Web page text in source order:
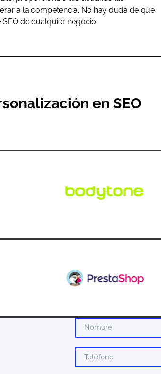
a la competencia. No hay duda de que
de cualquier negocio.
en SEO